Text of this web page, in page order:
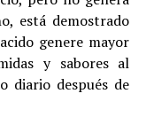
está demostrado
genere mayor
y sabores al
diario después de